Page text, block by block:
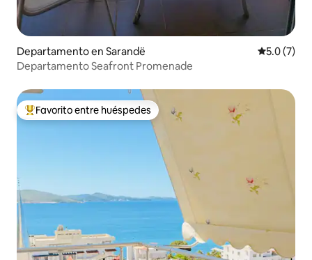
Departamento en Sarandë
5.0 (7)
Departamento Seafront Promenade
De los mejores en Favorito entre huéspedes
Favorito entre huéspedes